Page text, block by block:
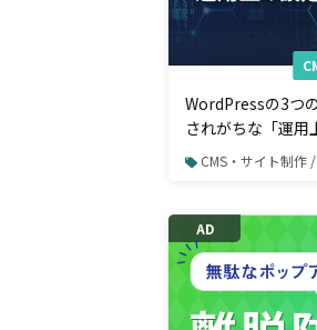
WordPressの3つ
されがちな「運用
CMS・サイト制作
AD